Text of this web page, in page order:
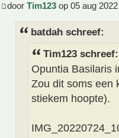
door Tim123 op 05 aug
batdah schreef:
Tim123 schreef:
Opuntia Basilaris
Zou dit soms een
stiekem hoopte).